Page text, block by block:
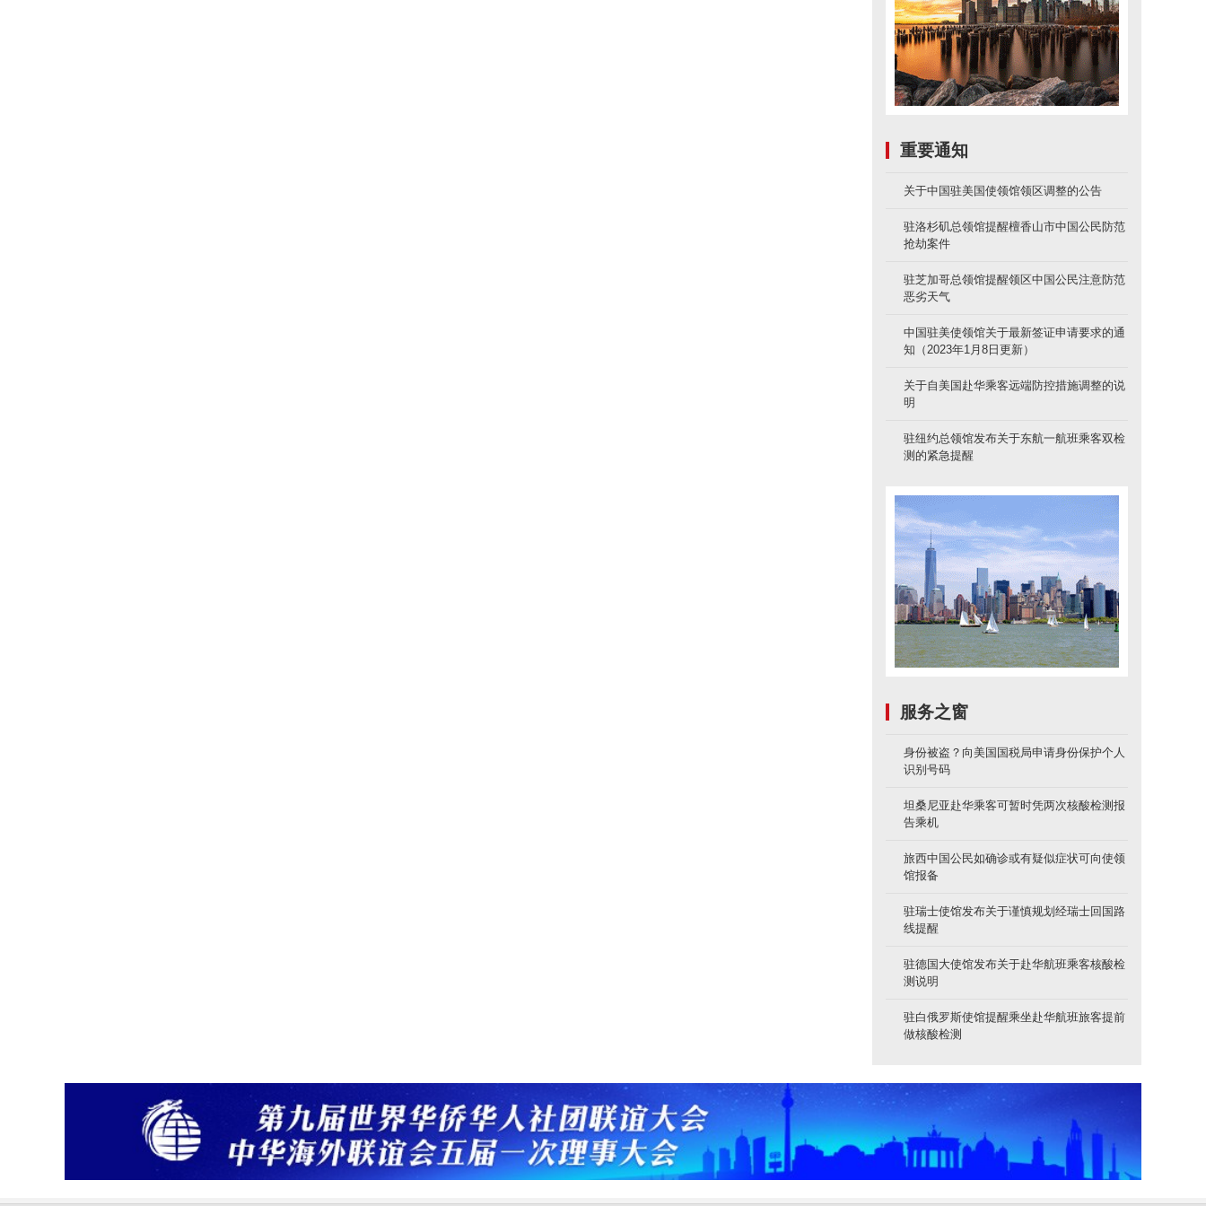
重要通知
关于中国驻美国使领馆领区调整的公告
驻洛杉矶总领馆提醒檀香山市中国公民防范
抢劫案件
驻芝加哥总领馆提醒领区中国公民注意防范
恶劣天气
中国驻美使领馆关于最新签证申请要求的通
知（2023年1月8日更新）
关于自美国赴华乘客远端防控措施调整的说
明
驻纽约总领馆发布关于东航一航班乘客双检
测的紧急提醒
服务之窗
身份被盗？向美国国税局申请身份保护个人
识别号码
坦桑尼亚赴华乘客可暂时凭两次核酸检测报
告乘机
旅西中国公民如确诊或有疑似症状可向使领
馆报备
驻瑞士使馆发布关于谨慎规划经瑞士回国路
线提醒
驻德国大使馆发布关于赴华航班乘客核酸检
测说明
驻白俄罗斯使馆提醒乘坐赴华航班旅客提前
做核酸检测